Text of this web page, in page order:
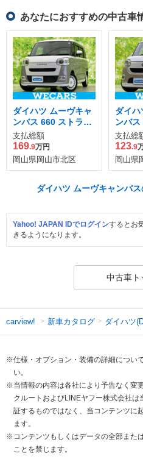
あなたにおすすめの中古車
ダイハツ ムーヴキャ
ンバス 660 ストライ
プス G
支払総額
169.9万円
岡山県岡山市北区
ダイハ
ンバス
ッド
AIII
支払総
123.9
岡山県
ダイハツ ムーヴキャンバ
Yahoo! JAPAN IDでログインするとお
きるようになります。
中古車ト
carview! 新車カタログ ダイハツ
※仕様・オプション・装備の詳細につい
い。
※当情報の内容は各社により予告なく変
クルートおよびLINEヤフー株式会社
証するものではなく、当コンテンツに
ます。
※コンテンツもしくはデータの全部また
ことを禁じます。